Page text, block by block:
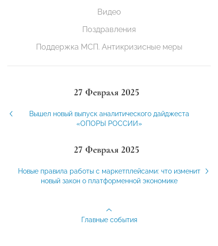
Видео
Поздравления
Поддержка МСП. Антикризисные меры
27 Февраля 2025
Вышел новый выпуск аналитического дайджеста
«ОПОРЫ РОССИИ»
27 Февраля 2025
Новые правила работы с маркетплейсами: что изменит
новый закон о платформенной экономике
Главные события